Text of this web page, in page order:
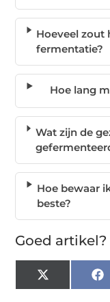
Hoeveel zout
fermentatie?
Hoe lang
Wat zijn de
Hoe bewaar
beste?
Goed
X
(Twitter)